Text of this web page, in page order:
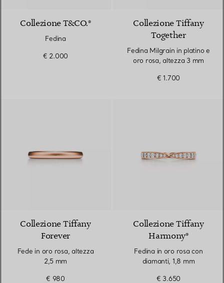
Collezione T&CO.®
Fedina
€ 2.000
Collezione Tiffany
Together
Fedina Milgrain in platino e
oro rosa, altezza 3 mm
€ 1.700
Collezione Tiffany
Forever
Fede in oro rosa, altezza
2,5 mm
€ 980
Collezione Tiffany
Harmony®
Fedina in oro rosa con
diamanti, 1,8 mm
€ 3.650